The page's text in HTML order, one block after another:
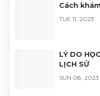
Cách
TUE 11, 2023
LÝ DO
LỊCH SỬ
SUN 08, 2023